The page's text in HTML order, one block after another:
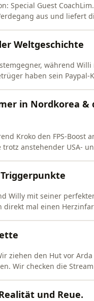
Special Guest
aus und liefert
Weltgeschichte
während Willi
haben sein Paypal-
in Nordkorea &
Kroko den FPS-Boost
anstehender USA-
Willy mit seiner
direkt mal einen
ziehen den Hut vor Arda
Wir checken die
und Reue.